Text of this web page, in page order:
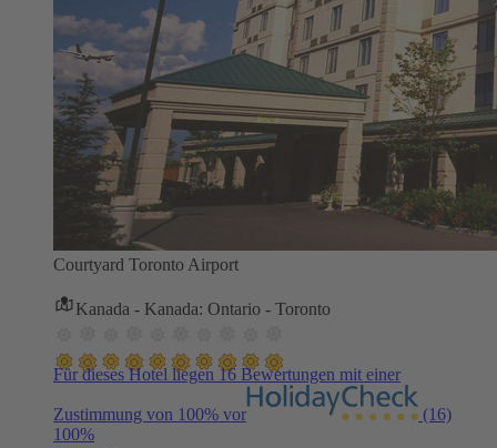
Courtyard Toronto Airport
Kanada - Kanada: Ontario - Toronto
Für dieses Hotel liegen 16 Bewertungen mit einer
Zustimmung von 100% vor
(16)
100%